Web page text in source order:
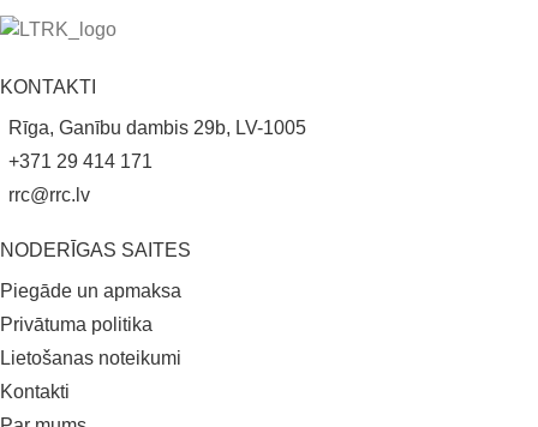
NODERĪGAS SAITES
Piegāde un apmaksa
Privātuma politika
Lietošanas noteikumi
Kontakti
KONTAKTI
Rīga, Ganību dambis 29b, LV-1005
+371 29 414 171
rrc@rrc.lv